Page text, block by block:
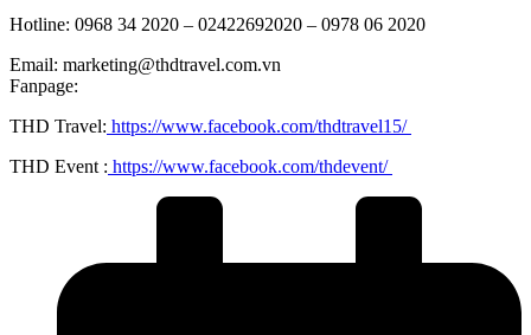
Hotline: 0968 34 2020 – 02422692020 – 0978 06 2020
Email: marketing@thdtravel.com.vn
Fanpage:
THD Travel: https://www.facebook.com/thdtravel15/
THD Event : https://www.facebook.com/thdevent/